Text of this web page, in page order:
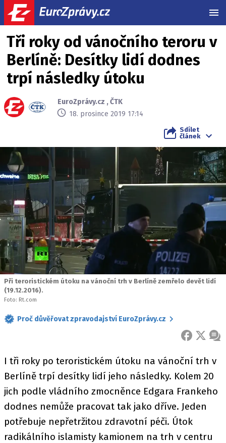
Tři roky od vánočního teroru v
Berlíně: Desítky lidí dodnes
trpí následky útoku
EuroZprávy.cz ,ČTK
18. prosince 2019 17:14
Sdílet
článek
Při teroristickém útoku na vánoční trh v Berlíně zemřelo devět lidí
(19.12.2016).
Foto: Rt.com
Proč důvěřovat zpravodajství EuroZprávy.cz
FACEBOOK
X
I tři roky po teroristickém útoku na vánoční trh v
Berlíně trpí desítky lidí jeho následky. Kolem 20
jich podle vládního zmocněnce Edgara Frankeho
dodnes nemůže pracovat tak jako dříve. Jeden
potřebuje nepřetržitou zdravotní péči. Útok
radikálního islamisty kamionem na trh v centru